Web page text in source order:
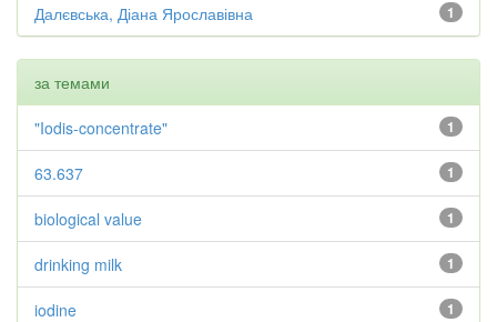
1
Далєвська, Діана Ярославівна
за темами
1
"Iodis-concentrate"
1
63.637
1
biological value
1
drinking milk
1
iodine